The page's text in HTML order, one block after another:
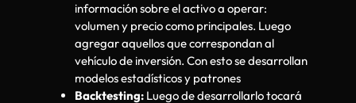
información sobre el activo a operar:
volumen y precio como principales. Luego
agregar aquellos que correspondan al
vehículo de inversión. Con esto se desarrollan
modelos estadísticos y patrones
Backtesting: Luego de desarrollarlo tocará